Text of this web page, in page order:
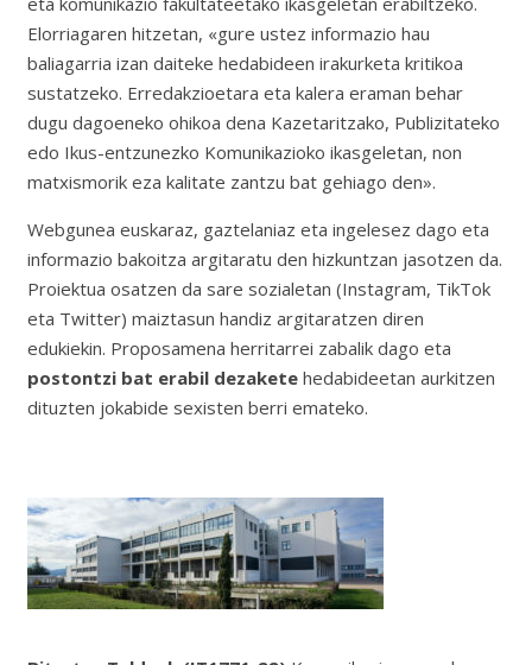
Elorriagaren hitzetan, «gure ustez informazio hau
baliagarria izan daiteke hedabideen irakurketa kritikoa
sustatzeko. Erredakzioetara eta kalera eraman behar
dugu dagoeneko ohikoa dena Kazetaritzako, Publizitateko
edo Ikus-entzunezko Komunikazioko ikasgeletan, non
matxismorik eza kalitate zantzu bat gehiago den».
Webgunea euskaraz, gaztelaniaz eta ingelesez dago eta
informazio bakoitza argitaratu den hizkuntzan jasotzen da.
Proiektua osatzen da sare sozialetan (Instagram, TikTok
eta Twitter) maiztasun handiz argitaratzen diren
edukiekin. Proposamena herritarrei zabalik dago eta
postontzi bat erabil dezaketehedabideetan aurkitzen
dituzten jokabide sexisten berri emateko.